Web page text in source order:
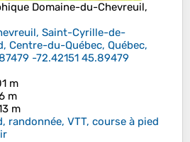
Domaine-du-Chevreuil,
Saint-Cyrille-de-
Centre-du-Québec, Québec,
-72.42151 45.89479
m
m
m
randonnée, VTT, course à pied